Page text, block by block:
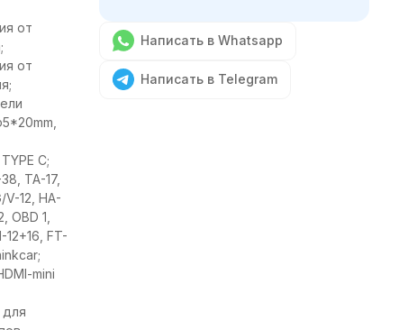
от
от
C;
TA-17,
V-12, HA-
OBD 1,
12+16, FT-
mini
Написать в Whatsapp
Написать в Telegram